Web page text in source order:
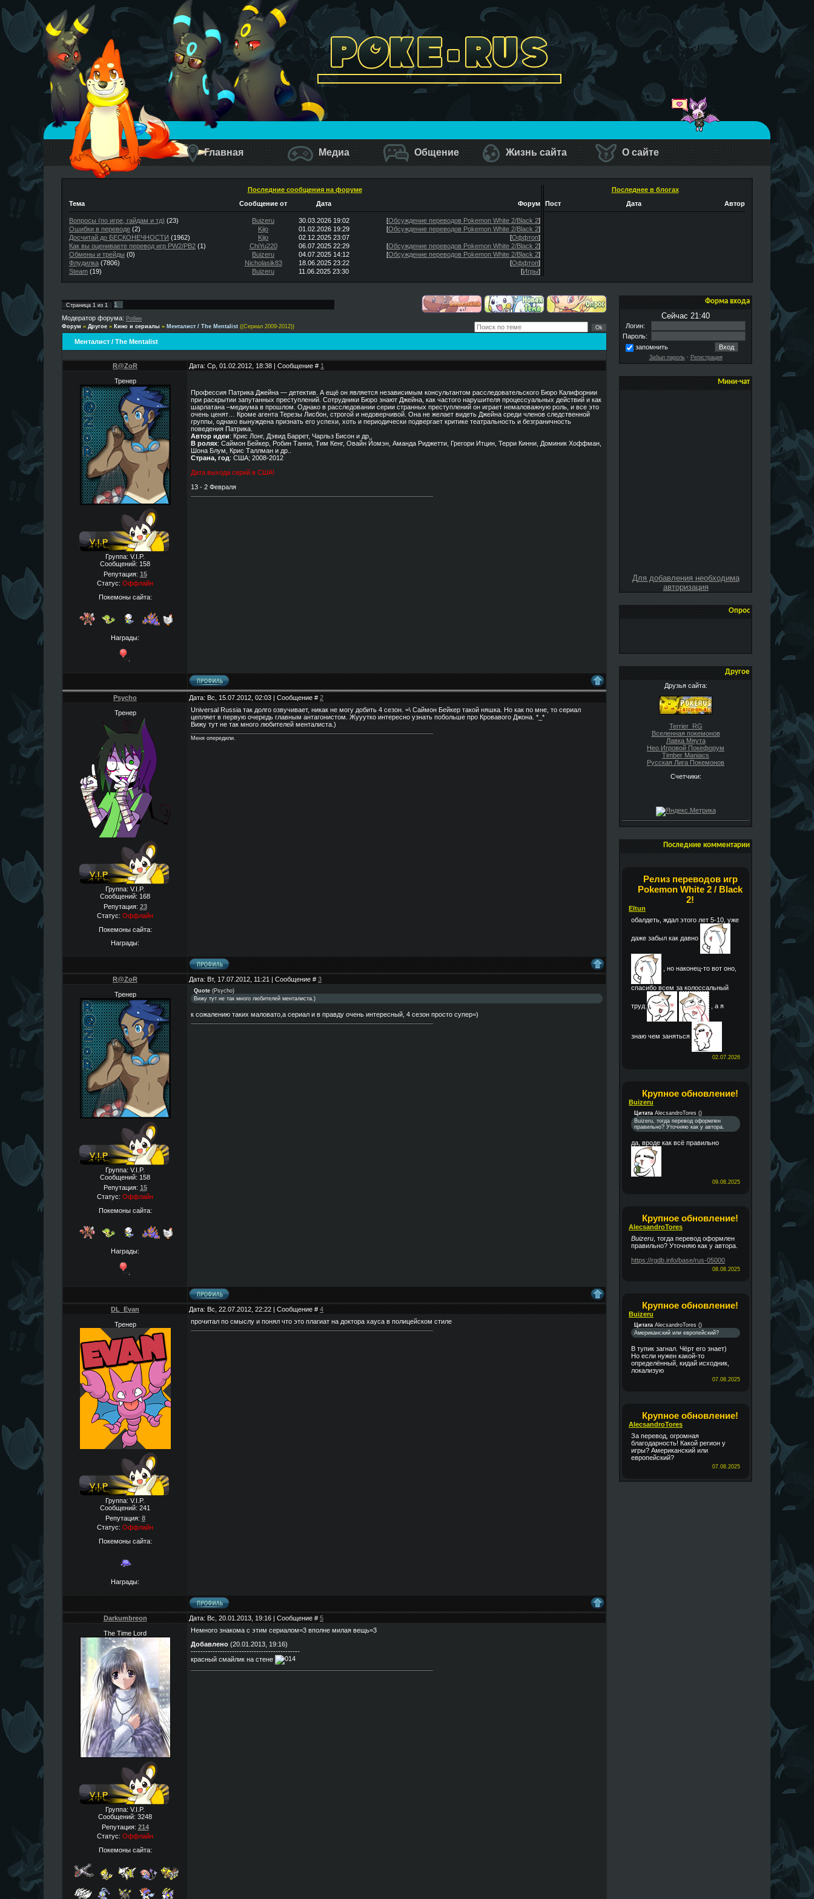
Главная Медиа Общение Жизнь сайта О сайте
Последние сообщения на форуме
Тема
Сообщение от Дата Форум
Вопросы (по игре, гайдам и тд) (23) Buizeru 30.03.2026 19:02 [Обсуждение переводов Pokemon White 2/Black 2]
Ошибки в переводе (2) Kijo 01.02.2026 19:29 [Обсуждение переводов Pokemon White 2/Black 2]
Досчитай до БЕСКОНЕЧНОСТИ (1962) Kijo 02.12.2025 23:07 [Оффтоп]
Как вы оцениваете перевод игр PW2/PB2 (1) ChiYu220 06.07.2025 22:29 [Обсуждение переводов Pokemon White 2/Black 2]
Обмены и трейды (0) Buizeru 04.07.2025 14:12 [Обсуждение переводов Pokemon White 2/Black 2]
Флудилка (7806) Nicholasik83 18.06.2025 23:22 [Оффтоп]
Steam (19) Buizeru 11.06.2025 23:30 [Игры]
Последнее в блогах
Пост
Дата Автор
Форма входа
Сейчас 21:40
Логин:
Пароль:
запомнить
Забыл пароль· Регистрация
Мини-чат
Для добавления необходима
авторизация
Опрос
Другое
Друзья сайта:
Terrier_RG
Вселенная покемонов
Лавка Мяута
Нео Игровой Покефорум
Timber Maniacs
Русская Лига Покемонов
Счетчики:
Последние комментарии
Релиз переводов игр
Pokemon White 2 / Black
2!
Eltun
обалдеть, ждал этого лет 5-10, уже
даже забыл как давно
, но наконец-то вот оно,
спасибо всем за колоссальный
труд , а я
знаю чем заняться
02.07.2026
Крупное обновление!
Buizeru
Цитата AlecsandroTores ()
Buizeru, тогда перевод оформлен
правильно? Уточняю как у автора.
да, вроде как всё правильно
09.08.2025
Крупное обновление!
AlecsandroTores
Buizeru , тогда перевод оформлен
правильно? Уточняю как у автора.
https://rgdb.info/base/rus-05000
08.08.2025
Крупное обновление!
Buizeru
Цитата AlecsandroTores ()
Американский или европейский?
В тупик загнал. Чёрт его знает)
Но если нужен какой-то
определённый, кидай исходник,
локализую
07.08.2025
Крупное обновление!
AlecsandroTores
За перевод, огромная
благодарность! Какой регион у
игры? Американский или
европейский?
07.08.2025
Страница 1 из 1
1
Модератор форума: Робин
Форум » Другое » Кино и сериалы » Менталист / The Mentalist ((Сериал 2009-2012))
Менталист / The Mentalist
R@ZoR Дата: Ср, 01.02.2012, 18:38 | Сообщение # 1
Тренер
Группа: V.I.P.
Сообщений: 158
Репутация: 15
Статус: Оффлайн
Покемоны сайта:
Награды:
Профессия Патрика Джейна — детектив. А ещё он является независимым консультантом расследовательского Бюро Калифорнии
при раскрытии запутанных преступлений. Сотрудники Бюро знают Джейна, как частого нарушителя процессуальных действий и как
шарлатана –медиума в прошлом. Однако в расследовании серии странных преступлений он играет немаловажную роль, и все это
очень ценят… Кроме агента Терезы Лисбон, строгой и недоверчивой. Она не желает видеть Джейна среди членов следственной
группы, однако вынуждена признать его успехи, хоть и периодически подвергает критике театральность и безграничность
поведения Патрика.
Автор идеи: Крис Лонг, Дэвид Баррет, Чарльз Бисон и др..
В ролях: Саймон Бейкер, Робин Танни, Тим Кенг, Овайн Йомэн, Аманда Риджетти, Грегори Итцин, Терри Кинни, Доминик Хоффман,
Шона Блум, Крис Таллман и др..
Страна, год: США; 2008-2012
Дата выхода серий в США!
13 - 2 Февраля
Psycho Дата: Вс, 15.07.2012, 02:03 | Сообщение # 2
Тренер
Группа: V.I.P.
Сообщений: 168
Репутация: 23
Статус: Оффлайн
Покемоны сайта:
Награды:
Universal Russia так долго озвучивает, никак не могу добить 4 сезон. =\ Саймон Бейкер такой няшка. Но как по мне, то сериал
цепляет в первую очередь главным антагонистом. Жууутко интересно узнать побольше про Кровавого Джона. *_*
Вижу тут не так много любителей менталиста.)
Меня опередили.
R@ZoR Дата: Вт, 17.07.2012, 11:21 | Сообщение # 3
Тренер
Группа: V.I.P.
Сообщений: 158
Репутация: 15
Статус: Оффлайн
Покемоны сайта:
Награды:
Quote (Psycho)
Вижу тут не так много любителей менталиста.)
к сожалению таких маловато,а сериал и в правду очень интересный, 4 сезон просто супер=)
DL_Evan Дата: Вс, 22.07.2012, 22:22 | Сообщение # 4
Тренер
Группа: V.I.P.
Сообщений: 241
Репутация: 8
Статус: Оффлайн
Покемоны сайта:
Награды:
прочитал по смыслу и понял что это плагиат на доктора хауса в полицейском стиле
Darkumbreon Дата: Вс, 20.01.2013, 19:16 | Сообщение # 5
The Time Lord
Группа: V.I.P.
Сообщений: 3248
Репутация: 214
Статус: Оффлайн
Покемоны сайта:
Немного знакома с этим сериалом=3 вполне милая вещь=3
Добавлено (20.01.2013, 19:16)
---------------------------------------------
красный смайлик на стене